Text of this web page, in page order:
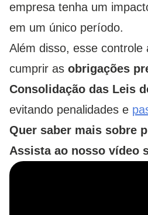
empresa tenha um
em um único período.
Além disso, esse controle
cumprir as obrigações
Consolidação das Leis
evitando penalidades e
Quer saber mais sobre
Assista ao nosso vídeo